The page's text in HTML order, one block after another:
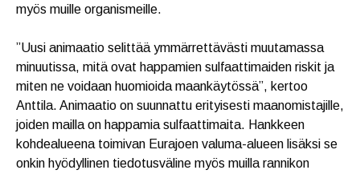
myös muille organismeille.
”Uusi animaatio selittää ymmärrettävästi muutamassa
minuutissa, mitä ovat happamien sulfaattimaiden riskit ja
miten ne voidaan huomioida maankäytössä”, kertoo
Anttila. Animaatio on suunnattu erityisesti maanomistajille,
joiden mailla on happamia sulfaattimaita. Hankkeen
kohdealueena toimivan Eurajoen valuma-alueen lisäksi se
onkin hyödyllinen tiedotusväline myös muilla rannikon